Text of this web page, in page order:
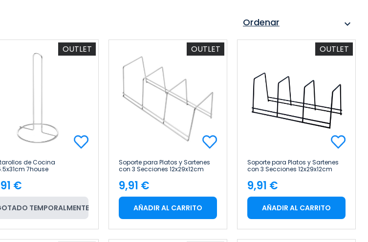
Ordenar expand_more
OUTLET
de Cocina
7house
€
TEMPORALMENTE
OUTLET
Soporte para Platos y Sartenes
con 3 Secciones 12x29x12cm
Precio
9,91 €
AÑADIR AL CARRITO
OUTLET
Soporte para Platos y Sartenes
con 3 Secciones 12x29x12cm
Precio
9,91 €
AÑADIR AL CARRITO